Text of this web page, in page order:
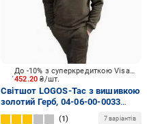
452.20₴/шт.
До -10% з суперкредиткою Visa Вигода
Світшот LOGOS-Tac з вишивкою
золотий Герб, 04-06-00-0033
р.3XL хакі
1 7 варіантів